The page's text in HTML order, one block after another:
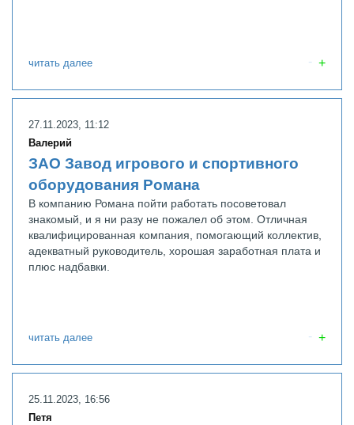
читать далее
27.11.2023, 11:12
Валерий
ЗАО Завод игрового и спортивного
оборудования Романа
В компанию Романа пойти работать посоветовал
знакомый, и я ни разу не пожалел об этом. Отличная
квалифицированная компания, помогающий коллектив,
адекватный руководитель, хорошая заработная плата и
плюс надбавки.
читать далее
25.11.2023, 16:56
Петя